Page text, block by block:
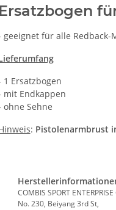
Ersatzbogen
geeignet für alle Redback-
1 Ersatzbogen
mit Endkappen
ohne Sehne
: Pistolenarmbrust
COMBIS SPORT
No. 230, Beiyang 3rd St,